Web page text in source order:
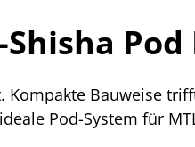
Pod
Kompakte Bauweise
Pod-System für